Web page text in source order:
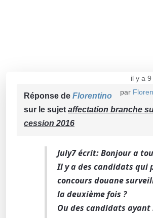
il y a
par
Réponse de Florentino
sur le sujet affectation branche
cession 2016
July7 écrit: Bonjour a
Il y a des candidats qui
concours douane
la deuxième fois ?
Ou des candidats ayant